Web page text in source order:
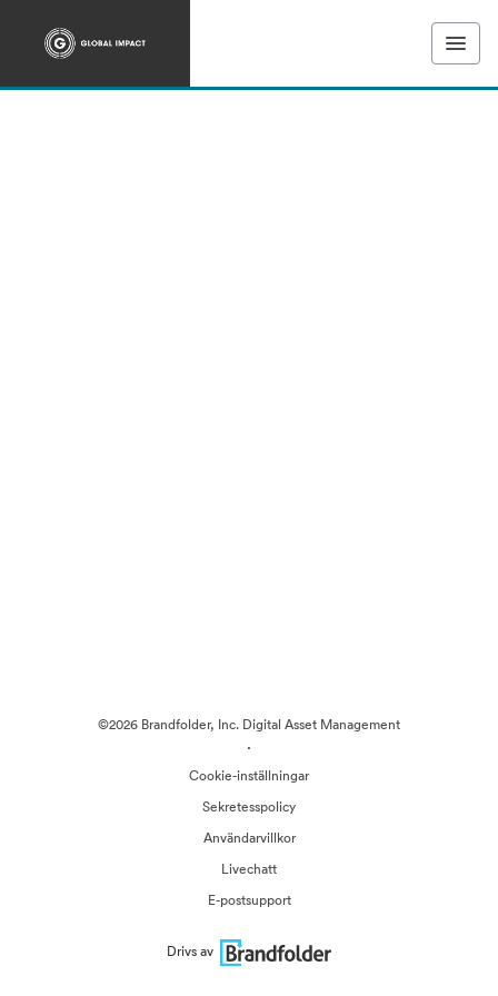
©2026 Brandfolder, Inc. Digital Asset Management
·
Cookie-inställningar
Sekretesspolicy
Användarvillkor
Livechatt
E-postsupport
Drivs av